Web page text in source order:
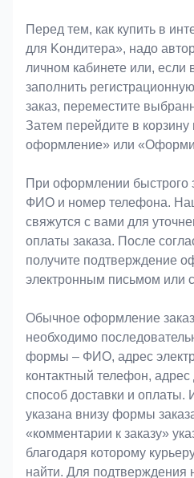
Оформление заказа
Перед тем, как купить в
для Koндитeрa», надо
личном кабинете или, если
заполнить
заказ, переместите
Затем перейдите в
оформление» или
При оформлении быстрого
ФИО и номер телефона.
свяжутся с вами для
оплаты заказа. После
получите подтверждение
электронным письмом или
Обычное оформление
необходимо
формы – ФИО, адрес
контактный телефон,
способ доставки и оплаты.
указана внизу формы
«комментарии к заказу»
благодаря которому
найти. Для подтверждения